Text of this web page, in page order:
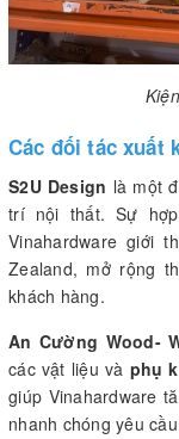
Các đối tác xuất
S2U Design là một
trí nội thất. Sự
Vinahardware giới
Zealand, mở rộng
khách hàng.
An Cường Wood-
các vật liệu và phụ
giúp Vinahardware
nhanh chóng yêu